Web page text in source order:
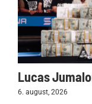
Lucas
6. august, 2026